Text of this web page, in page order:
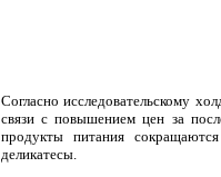
Согласно исследовательскому
связи с повышением цен за
продукты питания
деликатесы.